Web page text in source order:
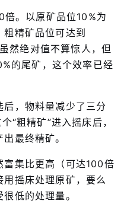
。以原矿品位10%为
精矿品位可达到
然绝对值不算惊人，但
的尾矿，这个效率已经
后，物料量减少了三分
“粗精矿”进入摇床后，
最终精矿。
富集比更高（可达100倍
摇床处理原矿，要么
低的处理量。